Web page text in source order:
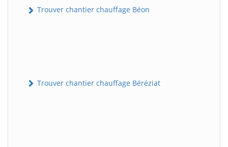
Trouver chantier chauffage Béon
Trouver chantier chauffage Béréziat